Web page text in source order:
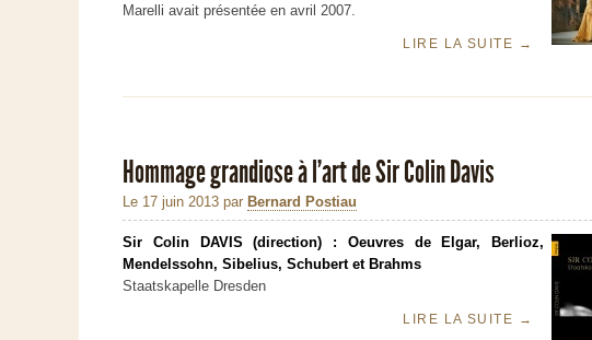
Marelli avait présentée en avril 2007.
LIRE LA SUITE →
Hommage grandiose à l'art de Sir Colin Davis
Le 17 juin 2013 par Bernard Postiau
Sir Colin DAVIS (direction) : Oeuvres de Elgar, Berlioz,
Mendelssohn, Sibelius, Schubert et Brahms
Staatskapelle Dresden
LIRE LA SUITE →